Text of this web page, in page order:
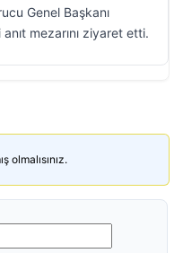
Genel Başkanı
mezarını ziyaret etti.
olmalısınız.